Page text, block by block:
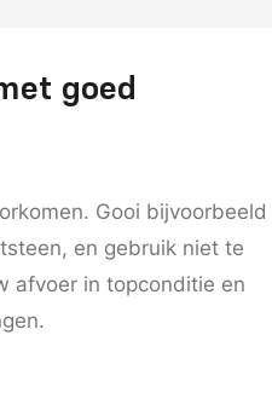
goed
Gooi bijvoorbeeld
en gebruik niet te
afvoer in topconditie en